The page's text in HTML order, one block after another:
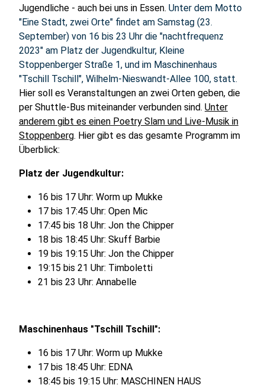
Jugendliche - auch bei uns in Essen. Unter dem Motto
"Eine Stadt, zwei Orte" findet am Samstag (23.
September) von 16 bis 23 Uhr die "nachtfrequenz
2023" am Platz der Jugendkultur, Kleine
Stoppenberger Straße 1, und im Maschinenhaus
"Tschill Tschill", Wilhelm-Nieswandt-Allee 100, statt.
Hier soll es Veranstaltungen an zwei Orten geben, die
per Shuttle-Bus miteinander verbunden sind. Unter
anderem gibt es einen Poetry Slam und Live-Musik in
Stoppenberg. Hier gibt es das gesamte Programm im
Überblick:
Platz der Jugendkultur:
16 bis 17 Uhr: Worm up Mukke
17 bis 17:45 Uhr: Open Mic
17:45 bis 18 Uhr: Jon the Chipper
18 bis 18:45 Uhr: Skuff Barbie
19 bis 19:15 Uhr: Jon the Chipper
19:15 bis 21 Uhr: Timboletti
21 bis 23 Uhr: Annabelle
Maschinenhaus "Tschill Tschill":
16 bis 17 Uhr: Worm up Mukke
17 bis 18:45 Uhr: EDNA
18:45 bis 19:15 Uhr: MASCHINEN HAUS